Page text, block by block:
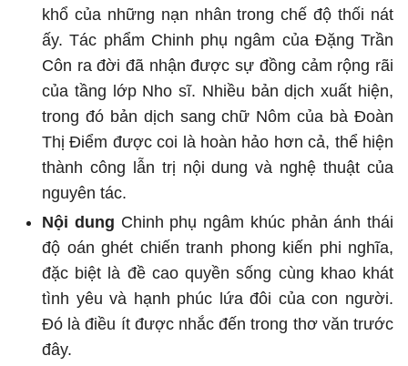
khổ của những nạn nhân trong chế độ thối nát
ấy. Tác phẩm Chinh phụ ngâm của Đặng Trần
Côn ra đời đã nhận được sự đồng cảm rộng rãi
của tầng lớp Nho sĩ. Nhiều bản dịch xuất hiện,
trong đó bản dịch sang chữ Nôm của bà Đoàn
Thị Điểm được coi là hoàn hảo hơn cả, thể hiện
thành công lẫn trị nội dung và nghệ thuật của
nguyên tác.
Nội dung Chinh phụ ngâm khúc phản ánh thái
độ oán ghét chiến tranh phong kiến phi nghĩa,
đặc biệt là đề cao quyền sống cùng khao khát
tình yêu và hạnh phúc lứa đôi của con người.
Đó là điều ít được nhắc đến trong thơ văn trước
đây.